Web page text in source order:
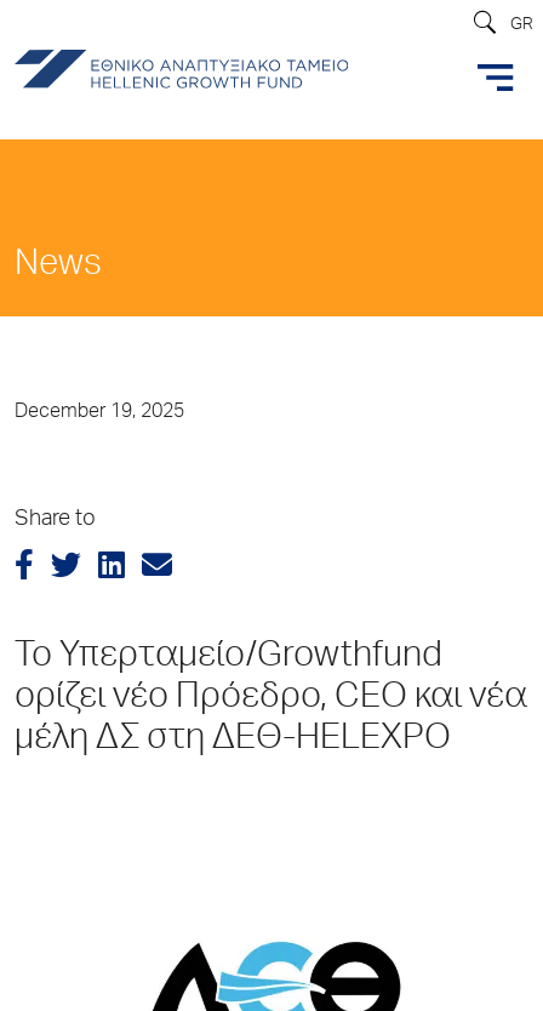
GR
News
December 19, 2025
Share to
Το Υπερταμείο/Growthfund
ορίζει νέο Πρόεδρο, CEO και νέα
μέλη ΔΣ στη ΔΕΘ-HELEXPO